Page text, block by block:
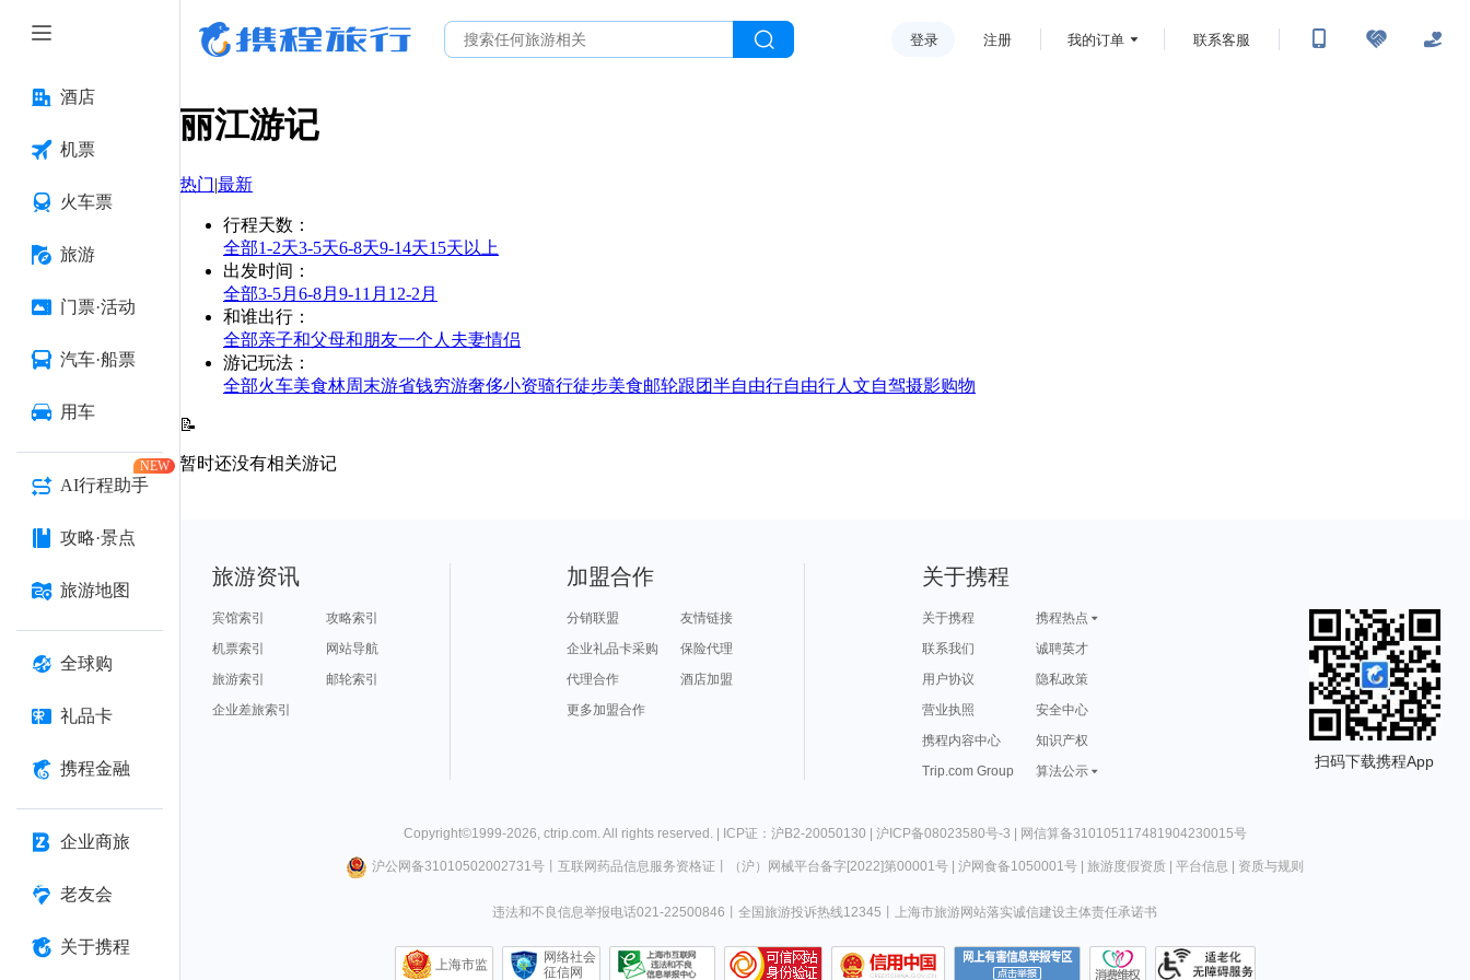
酒店
机票
火车票
旅游
门票·活动
汽车·船票
用车
AI行程助手
NEW
攻略·景点
旅游地图
全球购
礼品卡
携程金融
企业商旅
老友会
关于携程
登录 注册 我的订单 联系客服
丽江游记
热门|最新
行程天数 ：
全部1-2天3-5天6-8天9-14天15天以上
出发时间 ：
全部3-5月 6-8月 9-11月 12-2月
和谁出行 ：
全部亲子和父母和朋友一个人 夫妻情侣
游记玩法 ：
全部火车美食林周末游省钱穷游奢侈小资骑行徒步美食邮轮跟团半自由行自由行人文自驾摄影购物
📝
暂时还没有相关游记
旅游资讯
宾馆索引
攻略索引
机票索引
网站导航
旅游索引
邮轮索引
企业差旅索引
加盟合作
分销联盟
友情链接
企业礼品卡采购
保险代理
代理合作
酒店加盟
更多加盟合作
关于携程
关于携程
携程热点
联系我们
诚聘英才
用户协议
隐私政策
营业执照
安全中心
携程内容中心
知识产权
Trip.com Group
算法公示
扫码下载携程App
Copyright©1999-2026, ctrip.com. All rights reserved. | ICP证：沪B2-20050130 | 沪ICP备08023580号-3 | 网信算备310105117481904230015号
沪公网备31010502002731号丨 互联网药品信息服务资格证 （沪）网械平台备字[2022]第00001号| 沪网食备1050001号| 旅游度假资质| 平台信息 资质与规则
违法和不良信息举报电话021-22500846 全国旅游投诉热线12345 上海市旅游网站落实诚信建设主体责任承诺书
上海市监
网络社会
征信网